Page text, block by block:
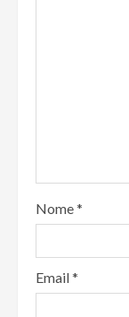
Nome*
Email*